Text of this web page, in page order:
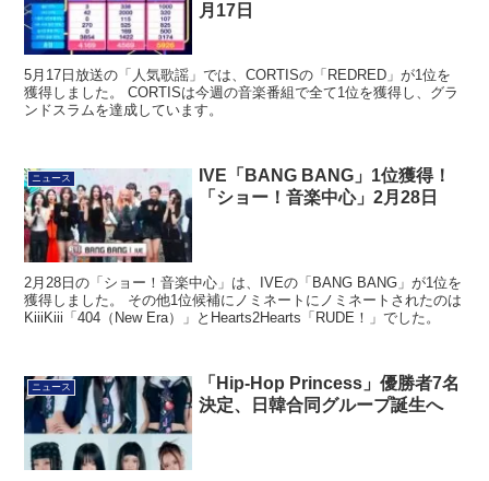
月17日
5月17日放送の「人気歌謡」では、CORTISの「REDRED」が1位を
獲得しました。 CORTISは今週の音楽番組で全て1位を獲得し、グラ
ンドスラムを達成しています。
ニュース
IVE「BANG BANG」1位獲得！
「ショー！音楽中心」2月28日
2月28日の「ショー！音楽中心」は、IVEの「BANG BANG」が1位を
獲得しました。 その他1位候補にノミネートにノミネートされたのは
KiiiKiii「404（New Era）」とHearts2Hearts「RUDE！」でした。
ニュース
「Hip-Hop Princess」優勝者7名
決定、日韓合同グループ誕生へ